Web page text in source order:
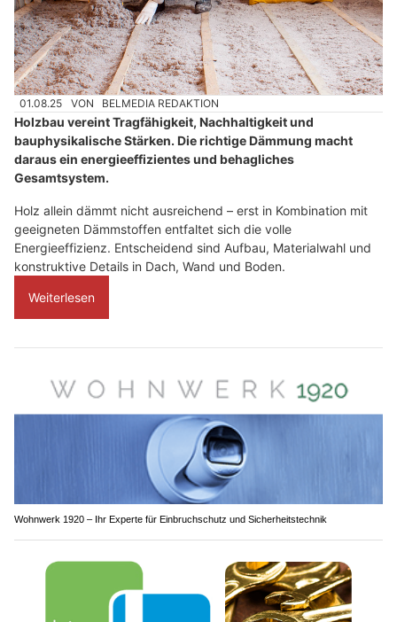
01.08.25 VON BELMEDIA REDAKTION
Holzbau vereint Tragfähigkeit, Nachhaltigkeit und
bauphysikalische Stärken. Die richtige Dämmung macht
daraus ein energieeffizientes und behagliches
Gesamtsystem.
Holz allein dämmt nicht ausreichend – erst in Kombination mit
geeigneten Dämmstoffen entfaltet sich die volle
Energieeffizienz. Entscheidend sind Aufbau, Materialwahl und
konstruktive Details in Dach, Wand und Boden.
Weiterlesen
Wohnwerk 1920 – Ihr Experte für Einbruchschutz und Sicherheitstechnik